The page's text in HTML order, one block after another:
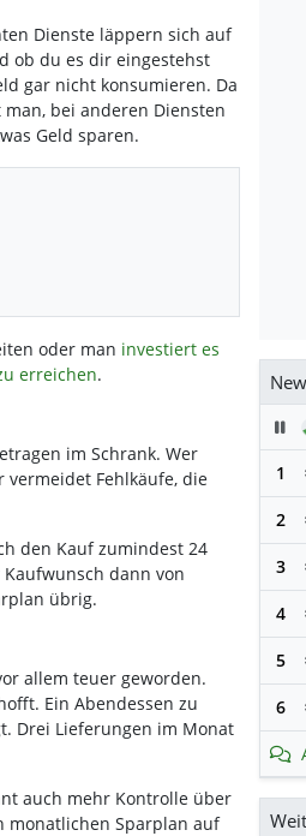
Dienste läppern sich auf
ob du es dir eingestehst
gar nicht konsumieren. Da
bei anderen Diensten
Geld sparen.
oder man investiert es
erreichen.
im Schrank. Wer
vermeidet Fehlkäufe, die
den Kauf zumindest 24
dann von
übrig.
allem teuer geworden.
Ein Abendessen zu
Drei Lieferungen im Monat
auch mehr Kontrolle über
monatlichen Sparplan auf
1
2
3
4
5
6